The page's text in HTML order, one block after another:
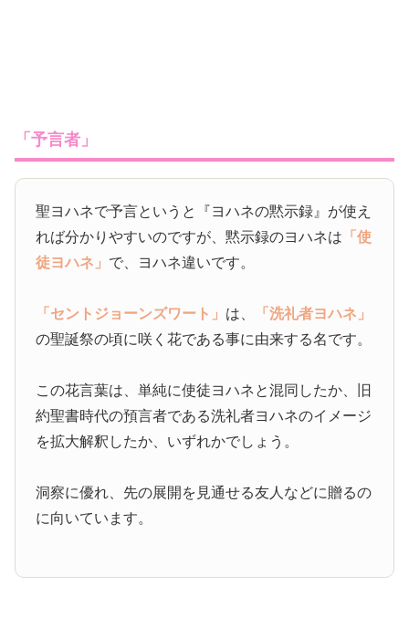
「予言者」
聖ヨハネで予言というと『ヨハネの黙示録』が使え
れば分かりやすいのですが、黙示録のヨハネは 「使
徒ヨハネ」 で、ヨハネ違いです。
「セントジョーンズワート」 は、
「洗礼者ヨハネ」
の聖誕祭の頃に咲く花である事に由来する名です。
この花言葉は、単純に使徒ヨハネと混同したか、旧
約聖書時代の預言者である洗礼者ヨハネのイメージ
を拡大解釈したか、いずれかでしょう。
洞察に優れ、先の展開を見通せる友人などに贈るの
に向いています。